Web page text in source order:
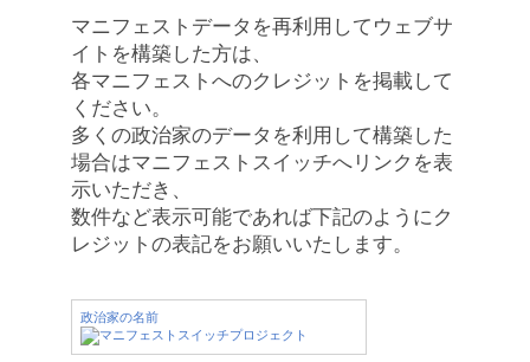
マニフェストデータを再利用してウェブサ
イトを構築した方は、
各マニフェストへのクレジットを掲載して
ください。
多くの政治家のデータを利用して構築した
場合はマニフェストスイッチへリンクを表
示いただき、
数件など表示可能であれば下記のようにク
レジットの表記をお願いいたします。
政治家の名前